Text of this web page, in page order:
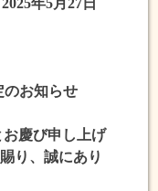
のお知らせ
慶び申し上げ
り、誠にあり